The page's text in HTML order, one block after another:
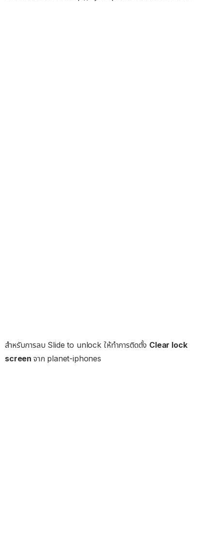
สำหรับการลบ Slide to unlock ให้ทำการติดตั้ง Clear lock
screen จาก planet-iphones